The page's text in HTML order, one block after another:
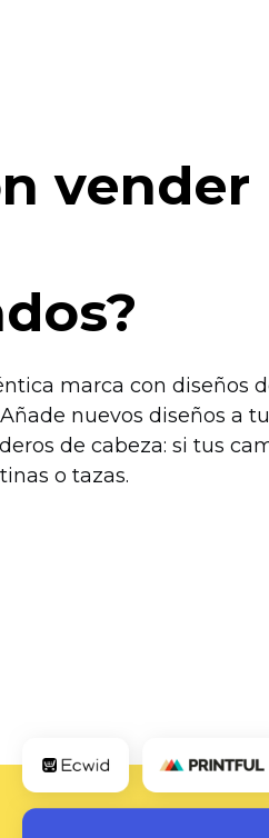
vender
marca con diseños
nuevos diseños a
de cabeza: si tus
o tazas.